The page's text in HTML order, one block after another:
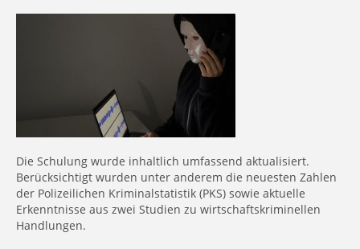
Die Schulung wurde inhaltlich umfassend aktualisiert.
Berücksichtigt wurden unter anderem die neuesten Zahlen
der Polizeilichen Kriminalstatistik (PKS) sowie aktuelle
Erkenntnisse aus zwei Studien zu wirtschaftskriminellen
Handlungen.